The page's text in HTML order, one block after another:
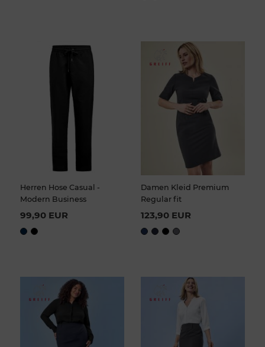
Herren Hose Casual -
Modern Business
99,90 EUR
Damen Kleid Premium
Regular fit
123,90 EUR